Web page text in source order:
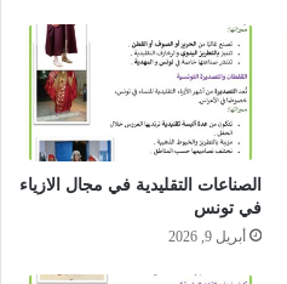
الصناعات التقليدية في مجال الازياء
في تونس
أبريل 9, 2026